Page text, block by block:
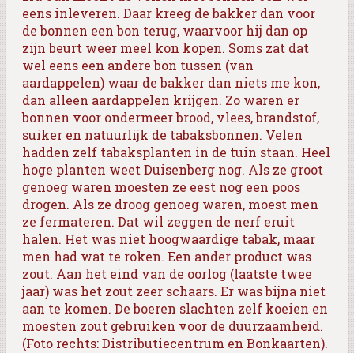
eens inleveren. Daar kreeg de bakker dan voor
de bonnen een bon terug, waarvoor hij dan op
zijn beurt weer meel kon kopen. Soms zat dat
wel eens een andere bon tussen (van
aardappelen) waar de bakker dan niets me kon,
dan alleen aardappelen krijgen. Zo waren er
bonnen voor ondermeer brood, vlees, brandstof,
suiker en natuurlijk de tabaksbonnen. Velen
hadden zelf tabaksplanten in de tuin staan. Heel
hoge planten weet Duisenberg nog. Als ze groot
genoeg waren moesten ze eest nog een poos
drogen. Als ze droog genoeg waren, moest men
ze fermateren. Dat wil zeggen de nerf eruit
halen. Het was niet hoogwaardige tabak, maar
men had wat te roken. Een ander product was
zout. Aan het eind van de oorlog (laatste twee
jaar) was het zout zeer schaars. Er was bijna niet
aan te komen. De boeren slachten zelf koeien en
moesten zout gebruiken voor de duurzaamheid.
(Foto rechts: Distributiecentrum en Bonkaarten).